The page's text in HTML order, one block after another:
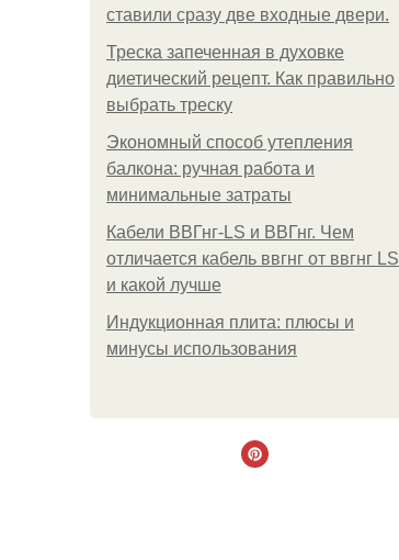
ставили сразу две входные двери.
Треска запеченная в духовке
диетический рецепт. Как правильно
выбрать треску
Экономный способ утепления
балкона: ручная работа и
минимальные затраты
Кабели ВВГнг-LS и ВВГнг. Чем
отличается кабель ввгнг от ввгнг LS
и какой лучше
Индукционная плита: плюсы и
минусы использования